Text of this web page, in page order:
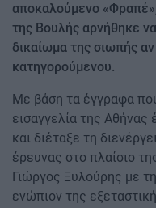
αποκαλούμενο
της Βουλής αρνήθηκε
δικαίωμα της σιωπής αν
κατηγορούμενου.
Με βάση τα έγγραφα
εισαγγελία της Αθήνας
και διέταξε τη
έρευνας στο πλαίσιο
Γιώργος Ξυλούρης με
ενώπιον της